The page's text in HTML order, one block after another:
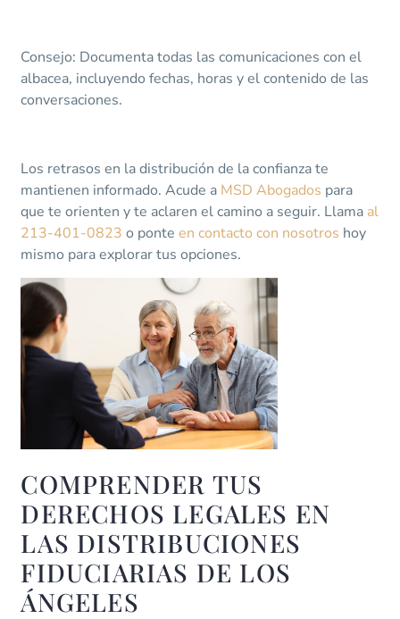
Consejo: Documenta todas las comunicaciones con el
albacea, incluyendo fechas, horas y el contenido de las
conversaciones.
Los retrasos en la distribución de la confianza te
mantienen informado. Acude a MSD Abogados para
que te orienten y te aclaren el camino a seguir. Llama al
213-401-0823 o ponteen contacto con nosotros hoy
mismo para explorar tus opciones.
COMPRENDER TUS
DERECHOS LEGALES EN
LAS DISTRIBUCIONES
FIDUCIARIAS DE LOS
ÁNGELES